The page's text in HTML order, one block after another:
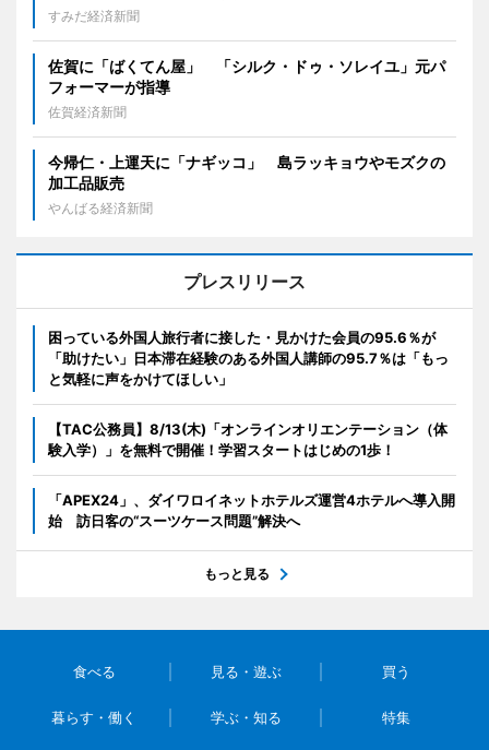
すみだ経済新聞
佐賀に「ばくてん屋」 「シルク・ドゥ・ソレイユ」元パ
フォーマーが指導
佐賀経済新聞
今帰仁・上運天に「ナギッコ」 島ラッキョウやモズクの
加工品販売
やんばる経済新聞
プレスリリース
困っている外国人旅行者に接した・見かけた会員の95.6％が
「助けたい」日本滞在経験のある外国人講師の95.7％は「もっ
と気軽に声をかけてほしい」
【TAC公務員】8/13(木)「オンラインオリエンテーション（体
験入学）」を無料で開催！学習スタートはじめの1歩！
「APEX24」、ダイワロイネットホテルズ運営4ホテルへ導入開
始 訪日客の“スーツケース問題”解決へ
もっと見る
食べる 見る・遊ぶ 買う
暮らす・働く 学ぶ・知る 特集